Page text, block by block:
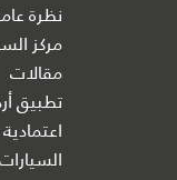
نظرة
مركز
مقالات
تطبيق